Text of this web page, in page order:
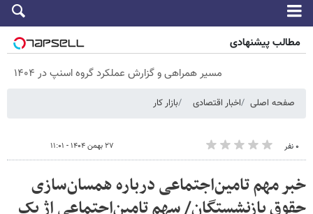
مطالب پیشنهادی
مسیر همراهی و گزارش عملکرد گروه اسنپ در ۱۴۰۴
صفحه اصلی اخبار اقتصادی بازار کار
۰ نفر ۲۷ بهمن ۱۴۰۴ - ۱۱:۰۱
خبر مهم تامین‌اجتماعی درباره همسان‌سازی
حقوق بازنشستگان/ سهم تامین‌اجتماعی اژ یک